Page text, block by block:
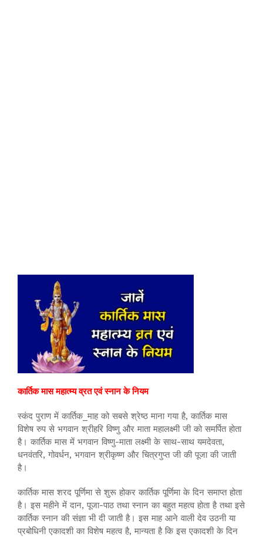
कार्तिक मास महात्म्य व्रत एवं स्नान के नियम
स्कंद पुराण में कार्तिक_माह को सबसे श्रेष्ठ माना गया है, कार्तिक मास
विशेष रुप से भगवान श्रीहरि विष्णु और माता महालक्ष्मी जी को समर्पित होता
है। कार्तिक मास में भगवान विष्णु-माता लक्ष्मी के साथ-साथ यमदेवता,
धनवंतरि, गोवर्धन, भगवान श्रीकृष्ण और चित्रगुप्त जी की पूजा की जाती
है।
कार्तिक मास शरद पूर्णिमा से शुरू होकर कार्तिक पूर्णिमा के दिन समाप्त होता
है। इस महीने में दान, पूजा-पाठ तथा स्नान का बहुत महत्व होता है तथा इसे
कार्तिक स्नान की संज्ञा भी दी जाती है। इस माह आने वाली देव उठनी या
प्रबोधिनी एकादशी का विशेष महत्व है, मान्यता है कि इस एकादशी के दिन